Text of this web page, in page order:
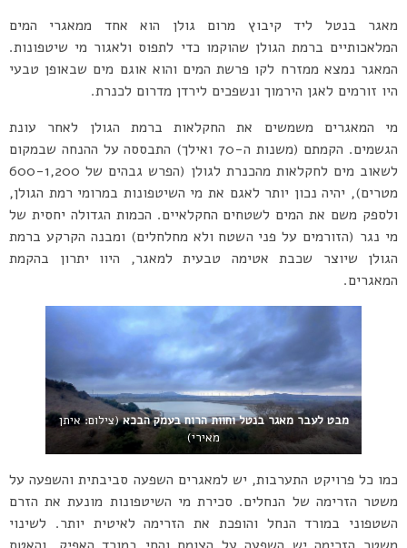
מאגר בנטל ליד קיבוץ מרום גולן הוא אחד ממאגרי המים
המלאכותיים ברמת הגולן שהוקמו כדי לתפוס ולאגור מי שיטפונות.
המאגר נמצא ממזרח לקו פרשת המים והוא אוגם מים שבאופן טבעי
היו זורמים לאגן הירמוך ונשפכים לירדן מדרום לכנרת.
מי המאגרים משמשים את החקלאות ברמת הגולן לאחר עונת
הגשמים. הקמתם (משנות ה-70 ואילך) התבססה על ההנחה שבמקום
לשאוב מים לחקלאות מהכנרת לגולן (הפרש גבהים של 600-1,200
מטרים), יהיה נכון יותר לאגם את מי השיטפונות במרומי רמת הגולן,
ולספק משם את המים לשטחים החקלאיים. הכמות הגדולה יחסית של
מי נגר (הזורמים על פני השטח ולא מחלחלים) ומבנה הקרקע ברמת
הגולן שיוצר שכבת אטימה טבעית למאגר, היוו יתרון בהקמת
המאגרים.
מבט לעבר מאגר בנטל וחוות הרוח בעמק הבכא(צילום: איתן
מאירי)
כמו כל פרויקט התערבות, יש למאגרים השפעה סביבתית והשפעה על
משטר הזרימה של הנחלים. סכירת מי השיטפונות מונעת את הזרם
השטפוני במורד הנחל והופכת את הזרימה לאיטית יותר. לשינוי